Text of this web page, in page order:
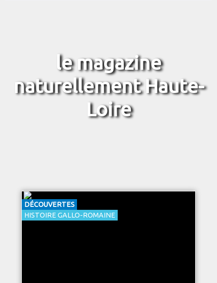
le magazine
naturellement Haute-
Loire
DÉCOUVERTES
HISTOIRE GALLO-ROMAINE